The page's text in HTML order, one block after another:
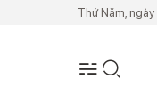
Thứ Năm,